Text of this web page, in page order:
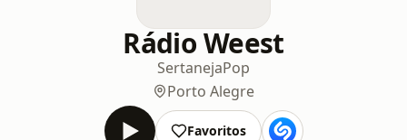
Rádio Weest
SertanejaPop
Porto Alegre
Favoritos